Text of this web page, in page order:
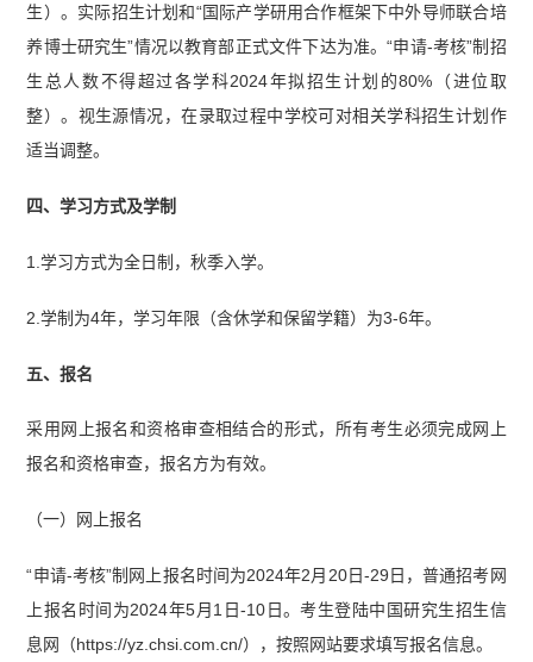
生）。实际招生计划和“国际产学研用合作框架下中外导师联合培
养博士研究生”情况以教育部正式文件下达为准。“申请-考核”制招
生总人数不得超过各学科2024年拟招生计划的80%（进位取
整）。视生源情况，在录取过程中学校可对相关学科招生计划作
适当调整。
四、学习方式及学制
1.学习方式为全日制，秋季入学。
2.学制为4年，学习年限（含休学和保留学籍）为3-6年。
五、报名
采用网上报名和资格审查相结合的形式，所有考生必须完成网上
报名和资格审查，报名方为有效。
（一）网上报名
“申请-考核”制网上报名时间为2024年2月20日-29日，普通招考网
上报名时间为2024年5月1日-10日。考生登陆中国研究生招生信
息网（https://yz.chsi.com.cn/），按照网站要求填写报名信息。